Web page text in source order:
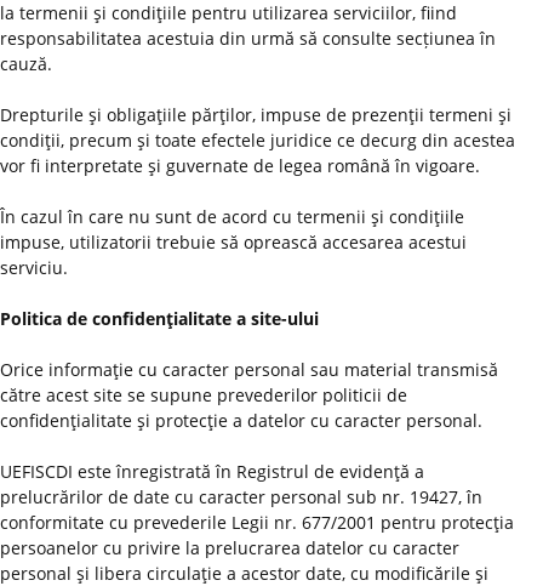
la termenii şi condiţiile pentru utilizarea serviciilor, fiind
responsabilitatea acestuia din urmă să consulte secțiunea în
cauză.
Drepturile şi obligaţiile părţilor, impuse de prezenţii termeni şi
condiţii, precum şi toate efectele juridice ce decurg din acestea
vor fi interpretate şi guvernate de legea română în vigoare.
În cazul în care nu sunt de acord cu termenii şi condiţiile
impuse, utilizatorii trebuie să oprească accesarea acestui
serviciu.
Politica de confidenţialitate a site-ului
Orice informaţie cu caracter personal sau material transmisă
către acest site se supune prevederilor politicii de
confidenţialitate şi protecţie a datelor cu caracter personal.
UEFISCDI este înregistrată în Registrul de evidenţă a
prelucrărilor de date cu caracter personal sub nr. 19427, în
conformitate cu prevederile Legii nr. 677/2001 pentru protecţia
persoanelor cu privire la prelucrarea datelor cu caracter
personal şi libera circulaţie a acestor date, cu modificările şi